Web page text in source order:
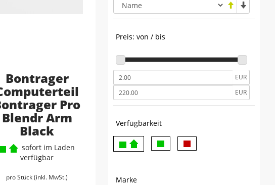
Bontrager
Pro
Blendr Arm
Black
sofort im Laden
verfügbar
pro Stück (inkl. MwSt.)
Preis: von / bis
EUR
EUR
Verfügbarkeit
Marke